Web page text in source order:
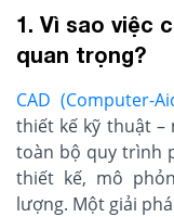
1. Vì sao việc
quan trọng?
CAD (Computer-
thiết kế kỹ thuật
toàn bộ quy trình
thiết kế, mô
lượng. Một giải